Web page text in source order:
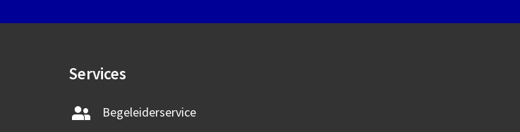
Services
Begeleiderservice